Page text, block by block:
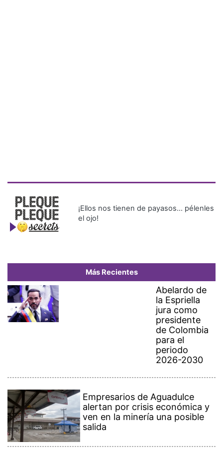
¡Ellos nos tienen de payasos… pélenles
el ojo!
Más Recientes
Abelardo de
la Espriella
jura como
presidente
de Colombia
para el
periodo
2026-2030
Empresarios de Aguadulce
alertan por crisis económica y
ven en la minería una posible
salida